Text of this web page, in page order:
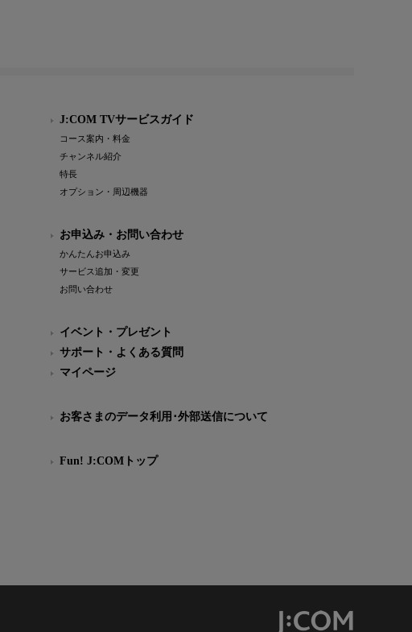
J:COM TVサービスガイド
コース案内・料金
チャンネル紹介
特長
オプション・周辺機器
お申込み・お問い合わせ
かんたんお申込み
サービス追加・変更
お問い合わせ
イベント・プレゼント
サポート・よくある質問
マイページ
お客さまのデータ利用･外部送信について
Fun! J:COMトップ